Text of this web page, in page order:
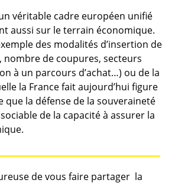
véritable cadre européen unifié
aussi sur le terrain économique.
des modalités d’insertion de
nombre de coupures, secteurs
à un parcours d’achat…) ou de la
la France fait aujourd’hui figure
que la défense de la souveraineté
de la capacité à assurer la
de vous faire partager la